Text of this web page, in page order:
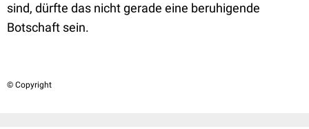
sind, dürfte das nicht gerade eine beruhigende
Botschaft sein.
© Copyright